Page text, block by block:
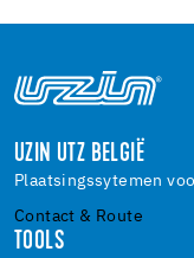
UZIN UTZ BELGIË
Plaatsingssytemen
Contact & Route
TOOLS